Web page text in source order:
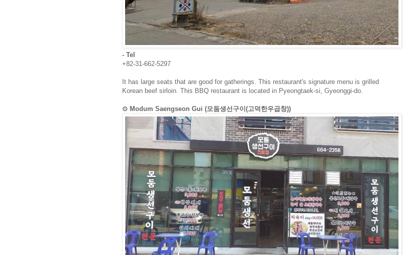
- Tel
+82-31-662-5297
It has large seats that are good for gatherings. This restaurant's signature menu is grilled
Korean beef sirloin. This BBQ restaurant is located in Pyeongtaek-si, Gyeonggi-do.
⊙ Modum Saengseon Gui (모둠생선구이(고덕한우곱창))